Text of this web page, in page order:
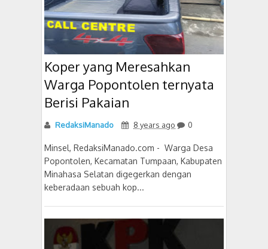
Koper yang Meresahkan
Warga Popontolen ternyata
Berisi Pakaian
RedaksiManado 8 years ago 0
Minsel, RedaksiManado.com - Warga Desa
Popontolen, Kecamatan Tumpaan, Kabupaten
Minahasa Selatan digegerkan dengan
keberadaan sebuah kop...